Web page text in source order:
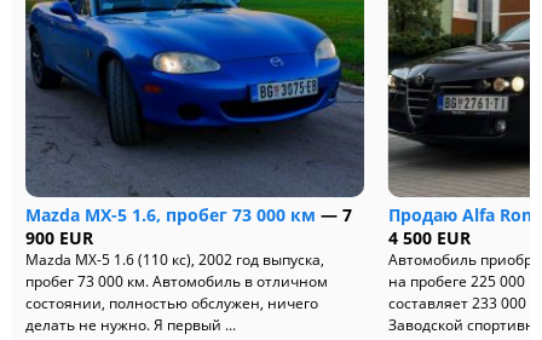
Mazda MX-5 1.6, пробег 73 000 км — 7
900 EUR
Mazda MX-5 1.6 (110 кс), 2002 год выпуска,
пробег 73 000 км. Автомобиль в отличном
состоянии, полностью обслужен, ничего
делать не нужно. Я первый ...
Продаю Alfa
4 500 EUR
Автомобиль
на пробеге 225 000
составляет 233 000
Заводской